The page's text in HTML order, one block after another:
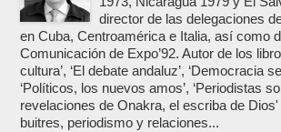
director de las delegaciones
en Cuba, Centroamérica e Italia, así como
Comunicación de Expo’92. Autor de los
cultura’, ‘El debate andaluz’, ‘Democracia
‘Políticos, los nuevos amos’, ‘Periodistas
revelaciones de Onakra, el escriba de
buitres, periodismo y relaciones...